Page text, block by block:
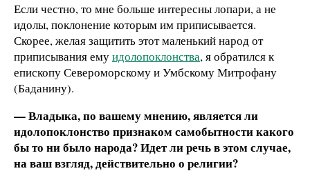
Если честно, то мне больше интересны лопари, а не
идолы, поклонение которым им приписывается.
Скорее, желая защитить этот маленький народ от
приписывания емуидолопоклонства, я обратился к
епископу Североморскому и Умбскому Митрофану
(Баданину).
— Владыка, по вашему мнению, является ли
идолопоклонство признаком самобытности какого
бы то ни было народа? Идет ли речь в этом случае,
на ваш взгляд, действительно о религии?